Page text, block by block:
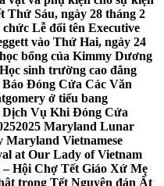
Thứ Sáu, ngày 28 tháng 2
Lễ đổi tên Executive
vào Thứ Hai, ngày 24
bổng của Kimmy Dương
sinh trường cao đẳng
Đóng Cửa Các Văn
ở tiểu bang
Vụ Khi Đóng Cửa
2025 Maryland Lunar
Maryland Vietnamese
at Our Lady of Vietnam
Hội Chợ Tết Giáo Xứ Mẹ
trong Tết Nguyên đán Ất